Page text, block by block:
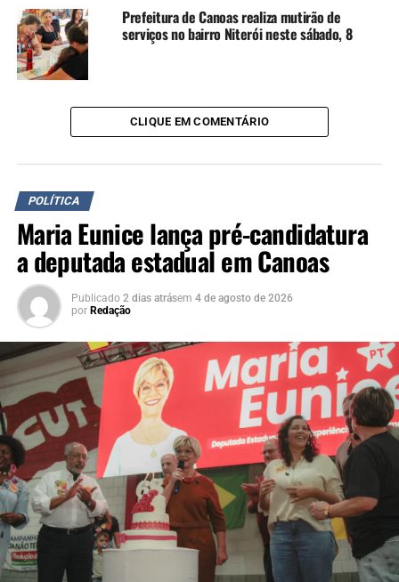
Prefeitura de Canoas realiza mutirão de
serviços no bairro Niterói neste sábado, 8
CLIQUE EM COMENTÁRIO
POLÍTICA
Maria Eunice lança pré-candidatura
a deputada estadual em Canoas
Publicado 2 dias atrásem 4 de agosto de 2026
por Redação